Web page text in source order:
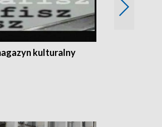
kulturalny